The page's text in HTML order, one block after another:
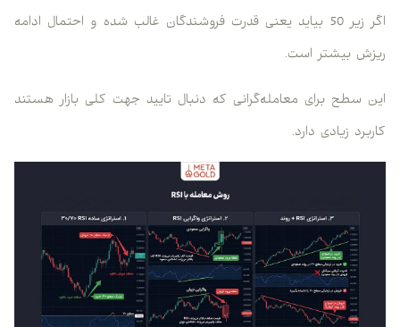
اگر زیر 50 بیاید یعنی قدرت فروشندگان غالب شده و احتمال ادامه
ریزش بیشتر است.
این سطح برای معامله‌گرانی که دنبال تایید جهت کلی بازار هستند
کاربرد زیادی دارد.